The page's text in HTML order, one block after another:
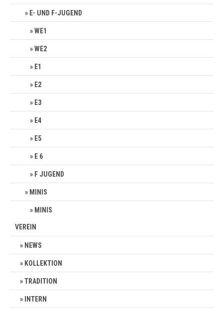
E- UND F-JUGEND
WE1
WE2
E1
E2
E3
E4
E5
E 6
F JUGEND
MINIS
MINIS
VEREIN
NEWS
KOLLEKTION
TRADITION
INTERN